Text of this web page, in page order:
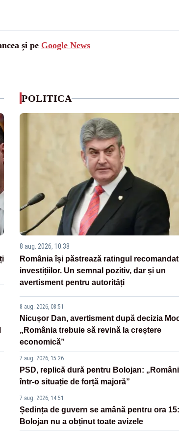
și pe Google News
POLITICA
8 aug. 2026, 10:38
România își păstrează ratingul recomandat
investițiilor. Un semnal pozitiv, dar și un
avertisment pentru autorități
8 aug. 2026, 08:51
Nicușor Dan, avertisment după decizia
„România trebuie să revină la creștere
economică”
7 aug. 2026, 15:26
PSD, replică dură pentru Bolojan:
într-o situație de forță majoră”
7 aug. 2026, 14:51
Ședința de guvern se amână pentru ora
Bolojan nu a obținut toate avizele